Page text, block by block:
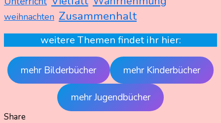
weihnachten Zusammenhalt
weitere Themen findet ihr hier:
mehr Bilderbücher mehr Kinderbücher
mehr Jugendbücher
Share